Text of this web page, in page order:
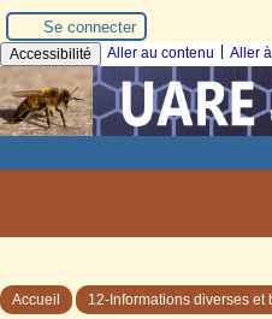
Se connecter
Accessibilité Aller au contenu Aller
Accueil 12-Informations diverses et